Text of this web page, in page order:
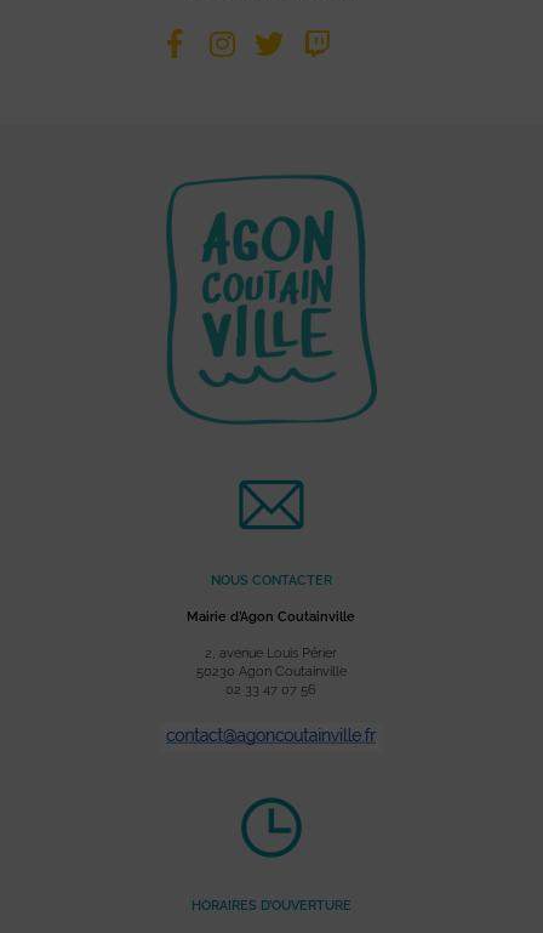
NOUS CONTACTER
Mairie d’Agon Coutainville
2, avenue Louis Périer
50230 Agon Coutainville
02 33 47 07 56
HORAIRES D’OUVERTURE